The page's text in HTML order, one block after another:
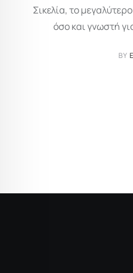
Σικελία, το
όσο και γνωστή
BY